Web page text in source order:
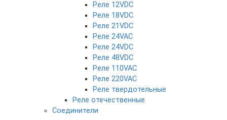
Реле 12VDC
Реле 18VDC
Реле 21VDC
Реле 24VAC
Реле 24VDC
Реле 48VDC
Реле 110VAC
Реле 220VAC
Реле твердотельные
Реле отечественные
Соединители